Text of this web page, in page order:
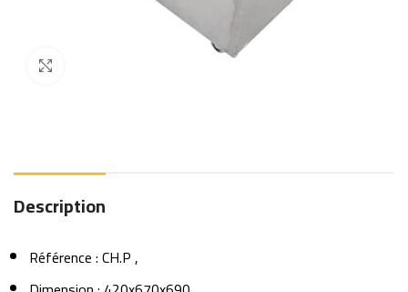
Description
Référence : CH.P ,